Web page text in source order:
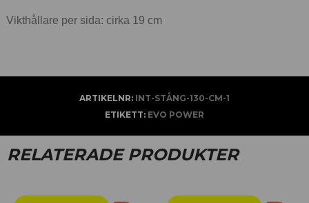
Vikthållare per sida: cirka 19 cm
ARTIKELNR: INT-STÅNG-130-CM-1
ETIKETT: EVO POWER
RELATERADE PRODUKTER